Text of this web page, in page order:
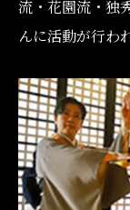
流・花園流・独
んに活動が行わ